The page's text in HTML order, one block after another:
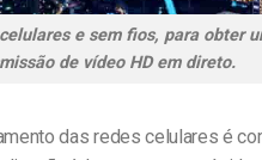
e sem fios, para obter
de vídeo HD em direto.
das redes celulares é